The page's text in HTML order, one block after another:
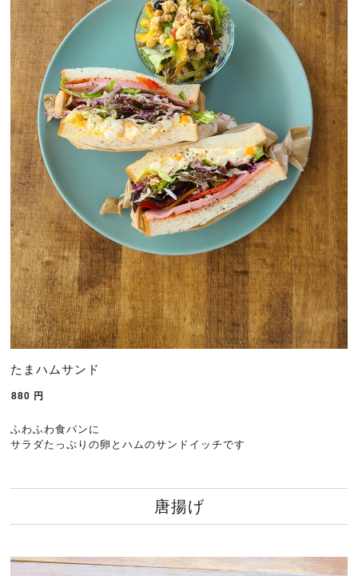
たまハムサンド
880 円
ふわふわ食パンに
サラダたっぷりの卵とハムのサンドイッチです
唐揚げ